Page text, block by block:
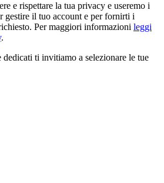
e rispettare la tua privacy e useremo i
gestire il tuo account e per fornirti i
Per maggiori informazioni leggi
.
dedicati ti invitiamo a selezionare le tue